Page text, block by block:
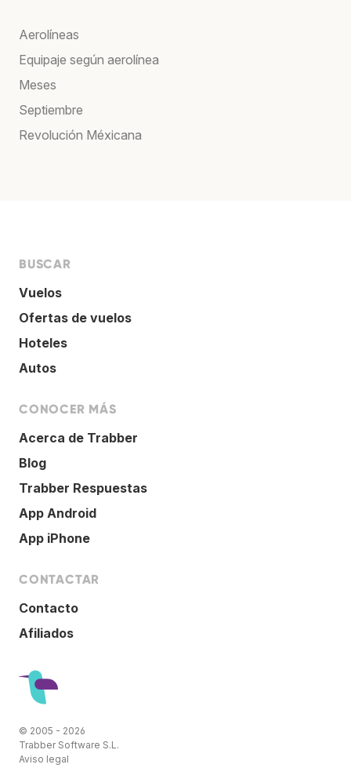
Aerolíneas
Equipaje según aerolínea
Meses
Septiembre
Revolución Méxicana
BUSCAR
Vuelos
Ofertas de vuelos
Hoteles
Autos
CONOCER MÁS
Acerca de Trabber
Blog
Trabber Respuestas
App Android
App iPhone
CONTACTAR
Contacto
Afiliados
© 2005 - 2026
Trabber Software S.L.
Aviso legal